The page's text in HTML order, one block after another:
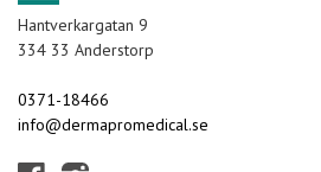
Hantverkargatan 9
334 33 Anderstorp
0371-18466
info@dermapromedical.se